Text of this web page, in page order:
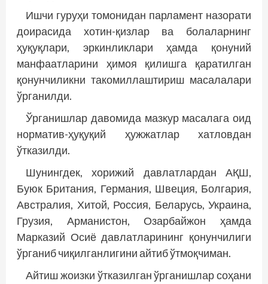
Ишчи гуруҳи томонидан парламент назорати
доирасида хотин-қизлар ва болаларнинг
ҳуқуқлари, эркинликлари ҳамда қонуний
манфаатларини ҳимоя қилишга қаратилган
қонунчиликни такомиллаштириш масалалари
ўрганилди.
Ўрганишлар давомида мазкур масалага оид
норматив-ҳуқуқий ҳужжатлар хатловдан
ўтказилди.
Шунингдек, хорижий давлатлардан АҚШ,
Буюк Британия, Германия, Швеция, Болгария,
Австралия, Хитой, Россия, Беларусь, Украина,
Грузия, Арманистон, Озарбайжон ҳамда
Марказий Осиё давлатларининг қонунчилиги
ўрганиб чиқилганлигини айтиб ўтмоқчиман.
Айтиш жоизки ўтказилган ўрганишлар соҳани